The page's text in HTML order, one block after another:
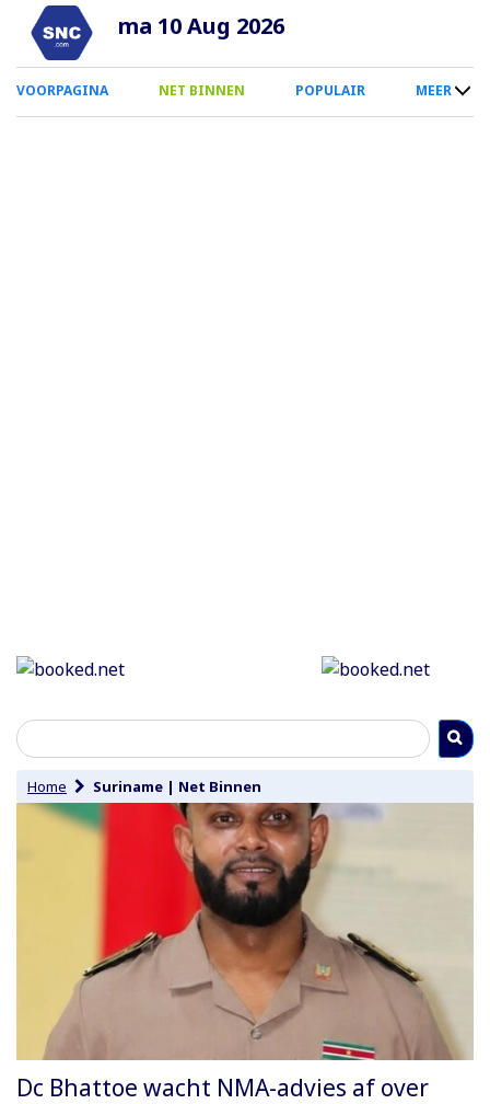
Overslaan
naar
inhoud
ma 10 Aug 2026
0
Smartphone
VOORPAGINA NET BINNEN POPULAIR MEER
Home Suriname | Net Binnen
Dc Bhattoe wacht NMA-advies af over